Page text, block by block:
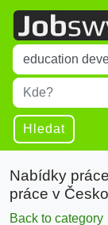
Title
Type 1 or more
Místo
Type 1 or more
Hledat
Nabídky
práce v Česko
Back to category